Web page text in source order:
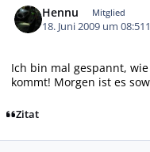
Hennu Mitglied
18. Juni 2009 um 08:51
Ich bin mal gespannt,
kommt! Morgen ist es
Zitat